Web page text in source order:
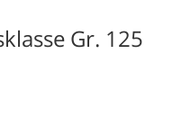
Gr. 125